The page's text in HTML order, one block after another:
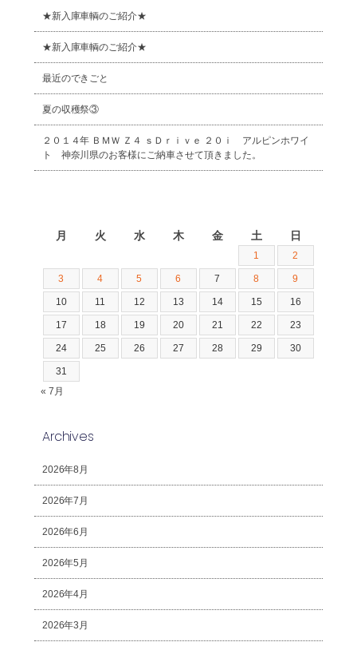
★新入庫車輌のご紹介★
★新入庫車輌のご紹介★
最近のできごと
夏の収穫祭③
２０１４年 ＢＭＷ Ｚ４ ｓＤｒｉｖｅ ２０ｉ アルピンホワイ
ト 神奈川県のお客様にご納車させて頂きました。
月 火 水 木 金 土 日
1 2
3 4 5 6 7 8 9
10 11 12 13 14 15 16
17 18 19 20 21 22 23
24 25 26 27 28 29 30
31
« 7月
Archives
2026年8月
2026年7月
2026年6月
2026年5月
2026年4月
2026年3月